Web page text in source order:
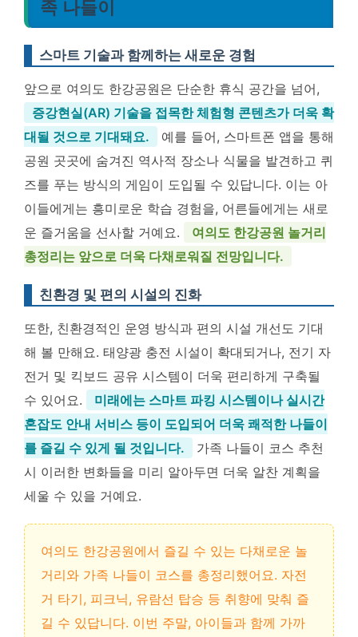
족 나들이
스마트 기술과 함께하는 새로운 경험
앞으로 여의도 한강공원은 단순한 휴식 공간을 넘어,
증강현실(AR) 기술을 접목한 체험형 콘텐츠가 더욱 확
대될 것으로 기대돼요.
예를 들어, 스마트폰 앱을 통해
공원 곳곳에 숨겨진 역사적 장소나 식물을 발견하고 퀴
즈를 푸는 방식의 게임이 도입될 수 있답니다. 이는 아
이들에게는 흥미로운 학습 경험을, 어른들에게는 새로
운 즐거움을 선사할 거예요.
여의도 한강공원 놀거리
총정리는 앞으로 더욱 다채로워질 전망입니다.
친환경 및 편의 시설의 진화
또한, 친환경적인 운영 방식과 편의 시설 개선도 기대
해 볼 만해요. 태양광 충전 시설이 확대되거나, 전기 자
전거 및 킥보드 공유 시스템이 더욱 편리하게 구축될
수 있어요.
미래에는 스마트 파킹 시스템이나 실시간
혼잡도 안내 서비스 등이 도입되어 더욱 쾌적한 나들이
를 즐길 수 있게 될 것입니다.
가족 나들이 코스 추천
시 이러한 변화들을 미리 알아두면 더욱 알찬 계획을
세울 수 있을 거예요.
여의도 한강공원에서 즐길 수 있는 다채로운 놀
거리와 가족 나들이 코스를 총정리했어요. 자전
거 타기, 피크닉, 유람선 탑승 등 취향에 맞춰 즐
길 수 있답니다. 이번 주말, 아이들과 함께 가까